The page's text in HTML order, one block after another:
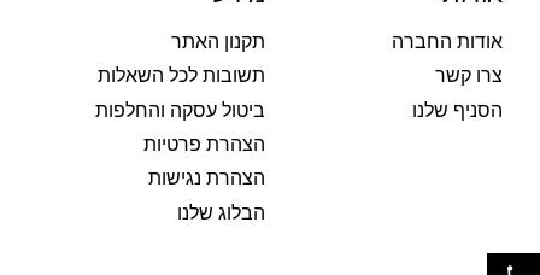
אודות החברה
צרו קשר
הסניף שלנו
תקנון האתר
תשובות לכל השאלות
ביטול עסקה והחלפות
הצהרת פרטיות
הצהרת נגישות
הבלוג שלנו
פתח סרגל נגישות